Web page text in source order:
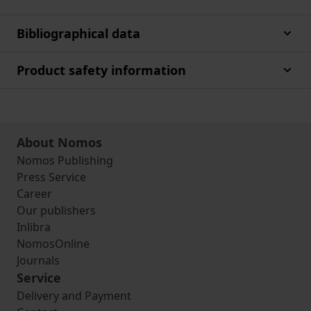
Bibliographical data
Product safety information
About Nomos
Nomos Publishing
Press Service
Career
Our publishers
Inlibra
NomosOnline
Journals
Service
Delivery and Payment